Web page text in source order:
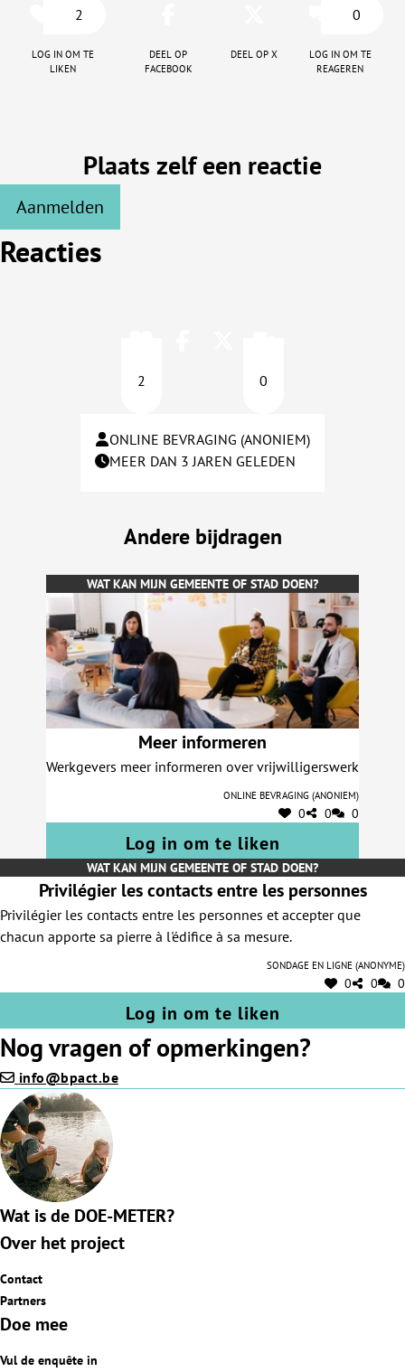
2
Log in om te
liken
Deel op
facebook
Deel op X
0
Log in om te
reageren
Plaats zelf een reactie
Aanmelden
Reacties
2 0
ONLINE BEVRAGING (ANONIEM)
MEER DAN 3 JAREN GELEDEN
Andere bijdragen
WAT KAN MIJN GEMEENTE OF STAD DOEN?
Meer informeren
Werkgevers meer informeren over vrijwilligerswerk
Online bevraging (anoniem)
0 0 0
Log in om te liken
WAT KAN MIJN GEMEENTE OF STAD DOEN?
Privilégier les contacts entre les personnes
Privilégier les contacts entre les personnes et accepter que
chacun apporte sa pierre à l'édifice à sa mesure.
Sondage en ligne (anonyme)
0 0 0
Log in om te liken
Nog vragen of opmerkingen?
info@bpact.be
Wat is de DOE-METER?
Over het project
Contact
Partners
Doe mee
Vul de enquête in